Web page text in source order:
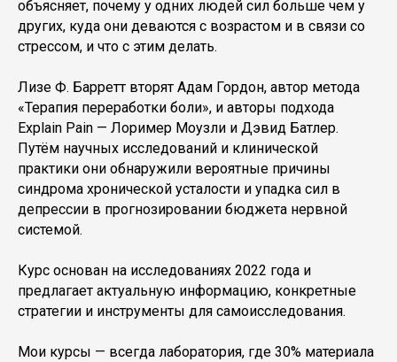
объясняет, почему у одних людей сил больше чем у
других, куда они деваются с возрастом и в связи со
стрессом, и что с этим делать.
Лизе Ф. Барретт вторят Адам Гордон, автор метода
«Терапия переработки боли», и авторы подхода
Explain Pain — Лоример Моузли и Дэвид Батлер.
Путём научных исследований и клинической
практики они обнаружили вероятные причины
синдрома хронической усталости и упадка сил в
депрессии в прогнозировании бюджета нервной
системой.
Курс основан на исследованиях 2022 года и
предлагает актуальную информацию, конкретные
стратегии и инструменты для самоисследования.
Мои курсы — всегда лаборатория, где 30% материала